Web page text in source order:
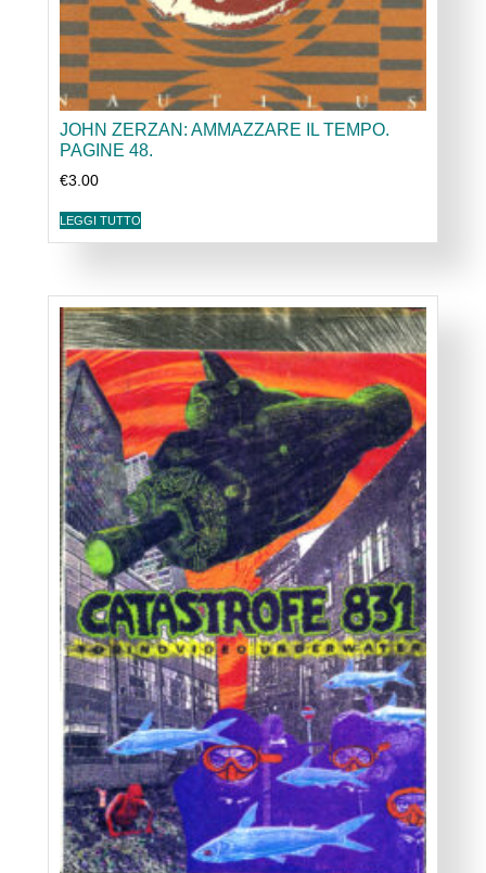
JOHN ZERZAN: AMMAZZARE IL TEMPO.
PAGINE 48.
€3.00
LEGGI TUTTO